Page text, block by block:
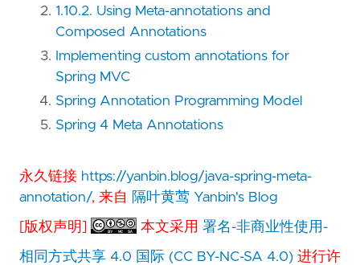
1.10.2. Using Meta-annotations and
Composed Annotations
Implementing custom annotations for
Spring MVC
Spring Annotation Programming Model
Spring 4 Meta Annotations
永久链接 https://yanbin.blog/java-spring-meta-
annotation/, 来自 隔叶黄莺 Yanbin's Blog
[版权声明] 本文采用署名-非商业性使用-
相同方式共享 4.0 国际 (CC BY-NC-SA 4.0) 进行许